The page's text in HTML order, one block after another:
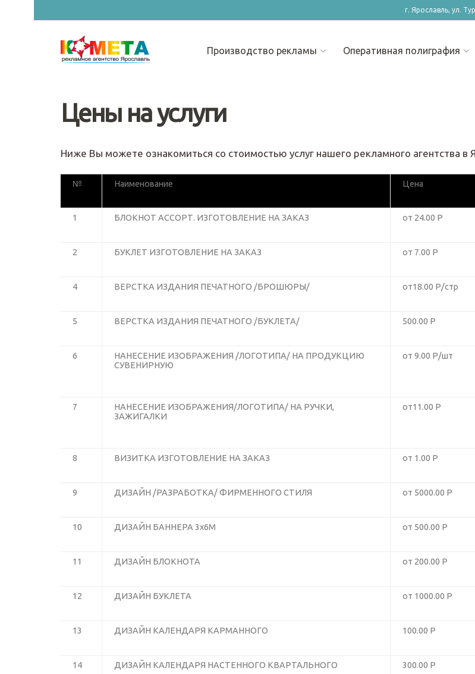
г. Ярославль, ул.
Производство рекламы Оперативная полиграфия
Цены на услуги
Ниже Вы можете ознакомиться со стоимостью услуг нашего рекламного агентства в
№ Наименование Цена
1 БЛОКНОТ АССОРТ. ИЗГОТОВЛЕНИЕ НА ЗАКАЗ от 24.00 Р
2 БУКЛЕТ ИЗГОТОВЛЕНИЕ НА ЗАКАЗ от 7.00 Р
4 ВЕРСТКА ИЗДАНИЯ ПЕЧАТНОГО /БРОШЮРЫ/ от18.00 Р/стр
5 ВЕРСТКА ИЗДАНИЯ ПЕЧАТНОГО /БУКЛЕТА/ 500.00 Р
6
НАНЕСЕНИЕ ИЗОБРАЖЕНИЯ /ЛОГОТИПА/ НА ПРОДУКЦИЮ
СУВЕНИРНУЮ
от 9.00 Р/шт
7
НАНЕСЕНИЕ ИЗОБРАЖЕНИЯ/ЛОГОТИПА/ НА РУЧКИ,
ЗАЖИГАЛКИ
от11.00 Р
8 ВИЗИТКА ИЗГОТОВЛЕНИЕ НА ЗАКАЗ от 1.00 Р
9 ДИЗАЙН /РАЗРАБОТКА/ ФИРМЕННОГО СТИЛЯ от 5000.00 Р
10 ДИЗАЙН БАННЕРА 3х6М от 500.00 Р
11 ДИЗАЙН БЛОКНОТА от 200.00 Р
12 ДИЗАЙН БУКЛЕТА от 1000.00 Р
13 ДИЗАЙН КАЛЕНДАРЯ КАРМАННОГО 100.00 Р
14 ДИЗАЙН КАЛЕНДАРЯ НАСТЕННОГО КВАРТАЛЬНОГО 300.00 Р